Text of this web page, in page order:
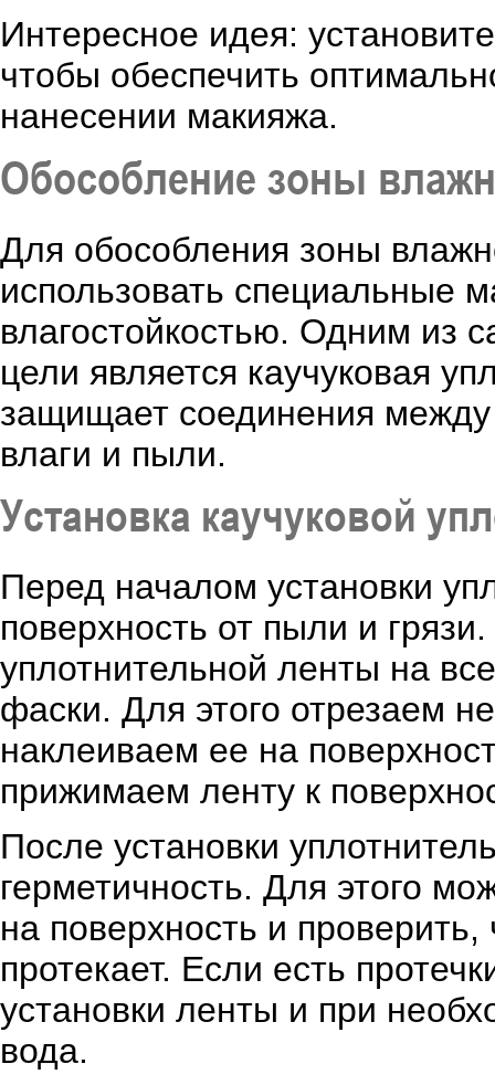
Интересное идея:
чтобы обеспечить
нанесении макияжа.
Обособление зоны
Для обособления зоны
использовать специальные
влагостойкостью. Одним из
цели является каучуковая
защищает соединения
влаги и пыли.
Установка каучуковой
Перед началом установки
поверхность от пыли и
уплотнительной ленты на
фаски. Для этого отрезаем
наклеиваем ее на
прижимаем ленту к
После установки
герметичность. Для этого
на поверхность и
протекает. Если есть
установки ленты и при
вода.